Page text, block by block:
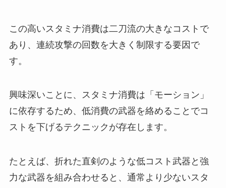
この高いスタミナ消費は二刀流の大きなコストで
あり、連続攻撃の回数を大きく制限する要因で
す。
興味深いことに、スタミナ消費は「モーション」
に依存するため、低消費の武器を絡めることでコ
ストを下げるテクニックが存在します。
たとえば、折れた直剣のような低コスト武器と強
力な武器を組み合わせると、通常より少ないスタ